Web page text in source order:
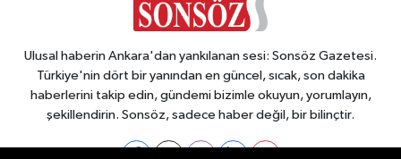
Ulusal haberin Ankara'dan yankılanan sesi: Sonsöz Gazetesi.
Türkiye'nin dört bir yanından en güncel, sıcak, son dakika
haberlerini takip edin, gündemi bizimle okuyun, yorumlayın,
şekillendirin. Sonsöz, sadece haber değil, bir bilinçtir.